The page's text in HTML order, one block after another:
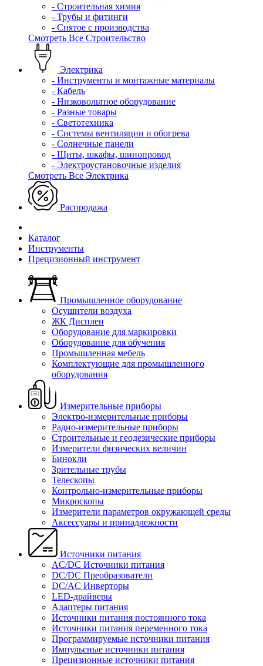
- Строительная химия
- Трубы и фитинги
- Снятое с производства
Смотреть Все Строительство
Электрика
- Инструменты и монтажные материалы
- Кабель
- Низковольтное оборудование
- Разные товары
- Светотехника
- Системы вентиляции и обогрева
- Солнечные панели
- Щиты, шкафы, шинопровод
- Электроустановочные изделия
Смотреть Все Электрика
Распродажа
Каталог
Инструменты
Прецизионный инструмент
Промышленное оборудование
Осушители воздуха
ЖК Дисплеи
Оборудование для маркировки
Оборудование для обучения
Промышленная мебель
Комплектующие для промышленного
оборудования
Измерительные приборы
Электро-измерительные приборы
Радио-измерительные приборы
Строительные и геодезические приборы
Измерители физических величин
Бинокли
Зрительные трубы
Телескопы
Контрольно-измерительные приборы
Микроскопы
Измерители параметров окружающей среды
Аксессуары и принадлежности
Источники питания
AC/DC Источники питания
DC/DC Преобразователи
DC/AC Инверторы
LED-драйверы
Адаптеры питания
Источники питания постоянного тока
Источники питания переменного тока
Программируемые источники питания
Импульсные источники питания
Прецизионные источники питания